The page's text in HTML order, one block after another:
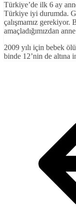
Türkiye’de ilk 6 ay
Türkiye iyi durumda.
çalışmamız
amaçladığımızdan
2009 yılı için bebek
binde 12’nin de altına